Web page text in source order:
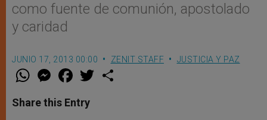
como fuente de comunión, apostolado
y caridad
JUNIO 17, 2013 00:00 ZENIT STAFF JUSTICIA Y PAZ
W
t
s
M
e
s
e
F
a
e
b
w
Share this Entry